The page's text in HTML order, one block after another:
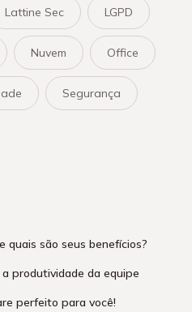
Lattine Sec LGPD
Nuvem Office
Segurança
quais são seus benefícios?
produtividade da equipe
perfeito para você!